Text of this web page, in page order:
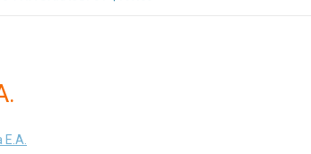
Е.А.